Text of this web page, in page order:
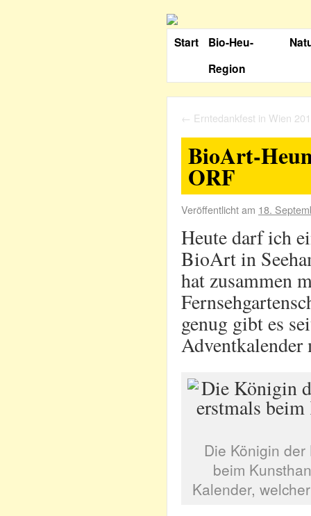
Start
Bio-Heu-
Region
← Erntedankfest in Wien
BioArt-
ORF
Veröffentlicht am 18.
Heute darf ich
BioArt in
hat zusammen
genug gibt es
Die Königin
beim
Kalender,